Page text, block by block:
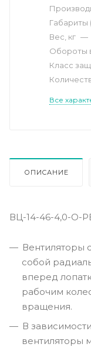
Габариты
Вес, кг —
Обороты
Класс
Все
ОПИСАНИЕ
ВЦ-14-46-4,0-О-
Вентиляторы
собой
вперед
рабочим
вращения.
В
вентиляторы